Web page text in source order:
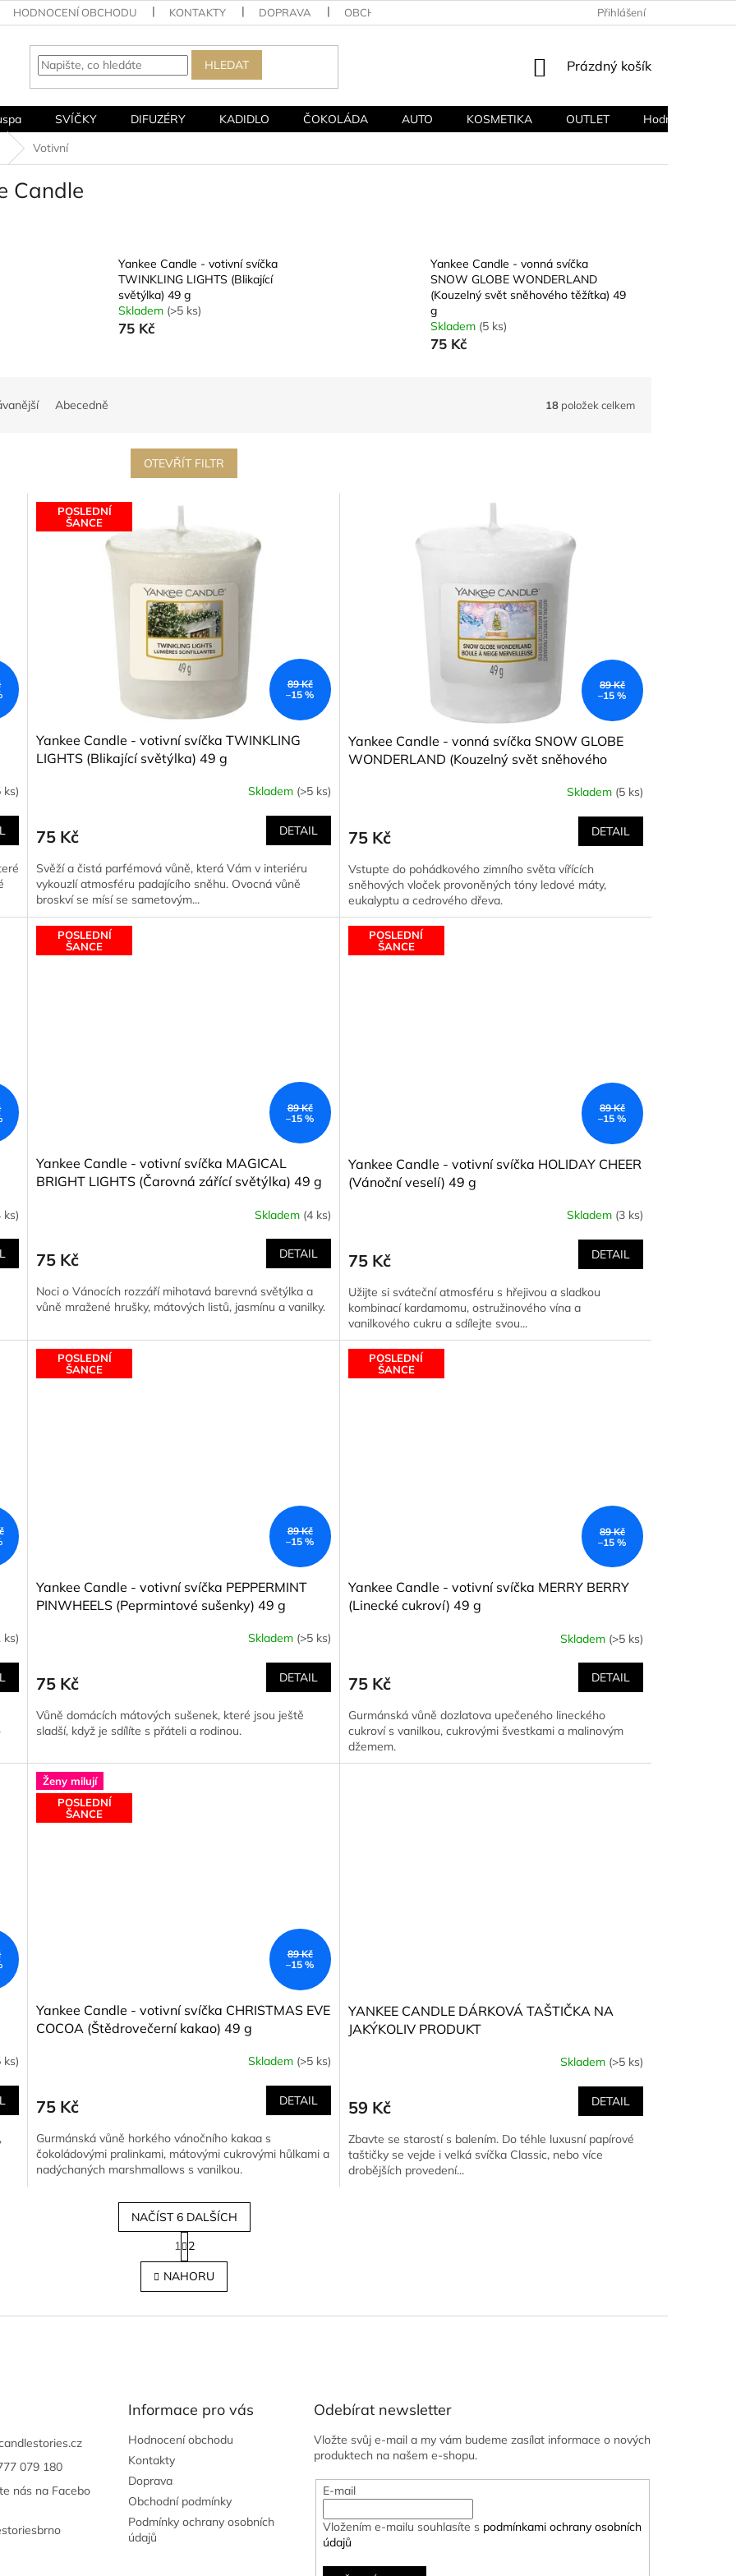
HODNOCENÍ OBCHODU KONTAKTY DOPRAVA OBCHODNÍ PODMÍNKY PODMÍNKY OCHRANY OSOBNÍCH ÚDAJŮ
Přihlášení
HLEDAT
NÁKUPNÍ
Prázdný košík
SVÍČKY DIFUZÉRY KADIDLO ČOKOLÁDA AUTO KOSMETIKA OUTLET
Hodnocení
Votivní
Candle
Yankee Candle - votivní svíčka
TWINKLING LIGHTS (Blikající
světýlka) 49 g
Skladem (>5 ks)
75 Kč
Yankee Candle - vonná svíčka
SNOW GLOBE WONDERLAND
(Kouzelný svět sněhového těžítka) 49
g
Skladem (5 ks)
75 Kč
Abecedně 18 položek celkem
OTEVŘÍT FILTR
ks)
POSLEDNÍ
ŠANCE
89 Kč
–15 %
Yankee Candle - votivní svíčka TWINKLING
LIGHTS (Blikající světýlka) 49 g
Skladem (>5 ks)
75 Kč DETAIL
Svěží a čistá parfémová vůně, která Vám v interiéru
vykouzlí atmosféru padajícího sněhu. Ovocná vůně
broskví se mísí se sametovým...
89 Kč
–15 %
Yankee Candle - vonná svíčka SNOW GLOBE
WONDERLAND (Kouzelný svět sněhového
Skladem (5 ks)
75 Kč DETAIL
Vstupte do pohádkového zimního světa vířících
sněhových vloček provoněných tóny ledové máty,
eukalyptu a cedrového dřeva.
ks)
POSLEDNÍ
ŠANCE
89 Kč
–15 %
Yankee Candle - votivní svíčka MAGICAL
BRIGHT LIGHTS (Čarovná zářící světýlka) 49 g
Skladem (4 ks)
75 Kč DETAIL
Noci o Vánocích rozzáří mihotavá barevná světýlka a
vůně mražené hrušky, mátových listů, jasmínu a vanilky.
POSLEDNÍ
ŠANCE
89 Kč
–15 %
Yankee Candle - votivní svíčka HOLIDAY CHEER
(Vánoční veselí) 49 g
Skladem (3 ks)
75 Kč DETAIL
Užijte si sváteční atmosféru s hřejivou a sladkou
kombinací kardamomu, ostružinového vína a
vanilkového cukru a sdílejte svou...
ks)
POSLEDNÍ
ŠANCE
89 Kč
–15 %
Yankee Candle - votivní svíčka PEPPERMINT
PINWHEELS (Peprmintové sušenky) 49 g
Skladem (>5 ks)
75 Kč DETAIL
Vůně domácích mátových sušenek, které jsou ještě
sladší, když je sdílíte s přáteli a rodinou.
POSLEDNÍ
ŠANCE
89 Kč
–15 %
Yankee Candle - votivní svíčka MERRY BERRY
(Linecké cukroví) 49 g
Skladem (>5 ks)
75 Kč DETAIL
Gurmánská vůně dozlatova upečeného lineckého
cukroví s vanilkou, cukrovými švestkami a malinovým
džemem.
ks)
Ženy milují
POSLEDNÍ
ŠANCE
89 Kč
–15 %
Yankee Candle - votivní svíčka CHRISTMAS EVE
COCOA (Štědrovečerní kakao) 49 g
Skladem (>5 ks)
75 Kč DETAIL
Gurmánská vůně horkého vánočního kakaa s
čokoládovými pralinkami, mátovými cukrovými hůlkami a
nadýchaných marshmallows s vanilkou.
YANKEE CANDLE DÁRKOVÁ TAŠTIČKA NA
JAKÝKOLIV PRODUKT
Skladem (>5 ks)
59 Kč DETAIL
Zbavte se starostí s balením. Do téhle luxusní papírové
taštičky se vejde i velká svíčka Classic, nebo více
drobějších provedení...
O
v
d
v
y
i
s
NAČÍST 6 DALŠÍCH
S
t
r
á
n
o
1 2
NAHORU
079 180
nás na Facebo
Informace pro vás
Hodnocení obchodu
Kontakty
Doprava
Obchodní podmínky
Podmínky ochrany osobních
údajů
Odebírat newsletter
Vložte svůj e-mail a my vám budeme zasílat informace o nových
produktech na našem e-shopu.
E-mail
Vložením e-mailu souhlasíte s podmínkami ochrany osobních
údajů